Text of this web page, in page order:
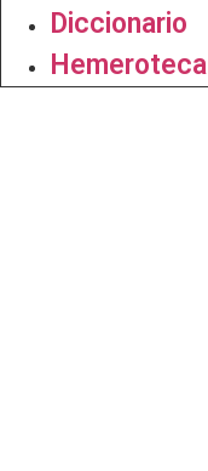
Diccionario
Hemeroteca